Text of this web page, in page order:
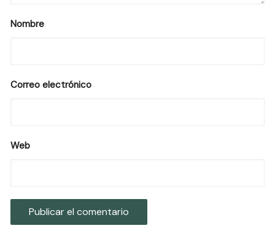
Nombre
Correo electrónico
Web